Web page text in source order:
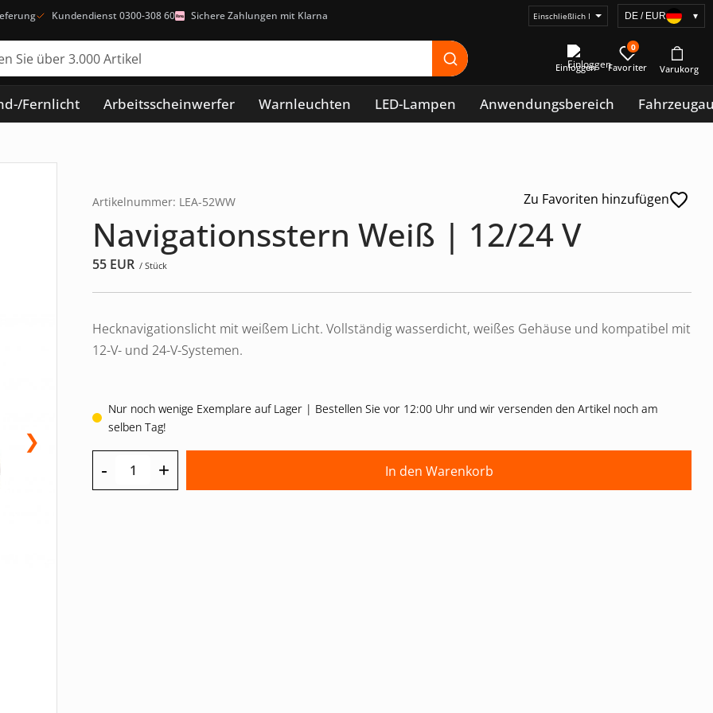
Kundendienst 0300-308 60 Sichere Zahlungen mit Klarna
Preisanzeige
auswählen
DE / EUR ▾
Einloggen
0
Fernlicht Arbeitsscheinwerfer Warnleuchten LED-Lampen Anwendungsbereich
❯
Zu Favoriten hinzufügen
Artikelnummer: LEA-52WW
Navigationsstern Weiß | 12/24 V
55 EUR / Stück
Hecknavigationslicht mit weißem Licht. Vollständig wasserdicht, weißes Gehäuse und kompatibel mit
12-V- und 24-V-Systemen.
Nur noch wenige Exemplare auf Lager | Bestellen Sie vor 12:00 Uhr und wir versenden den Artikel noch am
selben Tag!
- + In den Warenkorb